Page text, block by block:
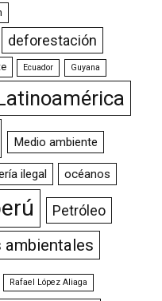
deforestación
Ecuador Guyana
Medio ambiente
ilegal océanos
Petróleo
Rafael López Aliaga